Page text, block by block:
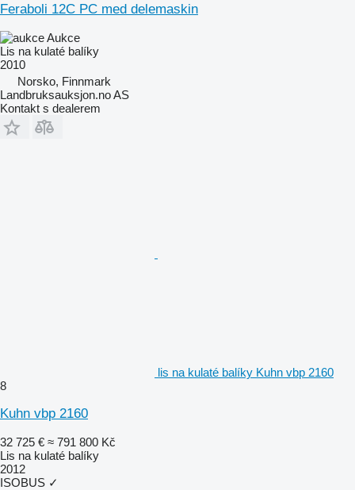
Feraboli 12C PC med delemaskin
Aukce
Lis na kulaté balíky
2010
Norsko, Finnmark
Landbruksauksjon.no AS
Kontakt s dealerem
lis na kulaté balíky Kuhn vbp 2160
8
Kuhn vbp 2160
32 725 € ≈ 791 800 Kč
Lis na kulaté balíky
2012
ISOBUS ✓